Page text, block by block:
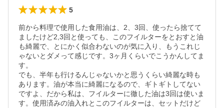
5
前から料理で使用した食用油は、2、3回、使ったら捨てて
ましたけど2,3回と使っても、このフイルターをとおすと油
も綺麗で、とにかく似合わないのが気に入り、もうこれじ
ゃないとダメって感じです。3ヶ月くらいでこうかんしてま
す。
でも、半年も行けるんじゃないかと思うくらい綺麗な時も
あります。油が本当に綺麗になるので、ギトギトしてない
ですよ、だから私は、フイルターに徹した油は3回は使いま
す。使用済みの油入れとこのフイルターは、セットだけど